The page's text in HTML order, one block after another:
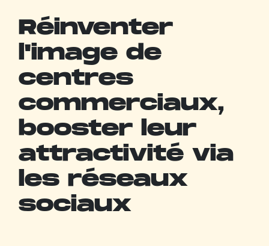
Réinventer
l'image de
centres
commerciaux,
booster leur
attractivité via
les réseaux
sociaux